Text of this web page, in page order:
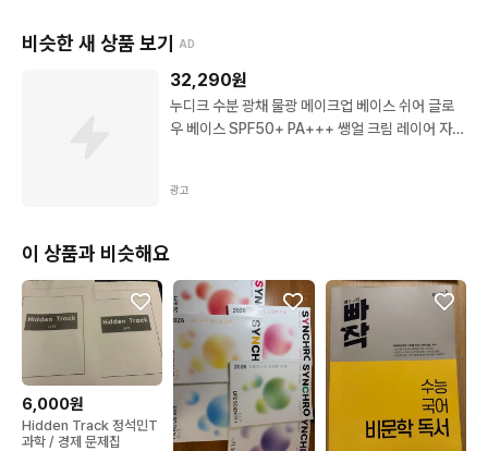
비슷한 새 상품 보기 AD
32,290원
누디크 수분 광채 물광 메이크업 베이스 쉬어 글로
우 베이스 SPF50+ PA+++ 쌩얼 크림 레이어 자외
광고
이 상품과 비슷해요
6,000원
Hidden Track 정석민T
과학 / 경제 문제집